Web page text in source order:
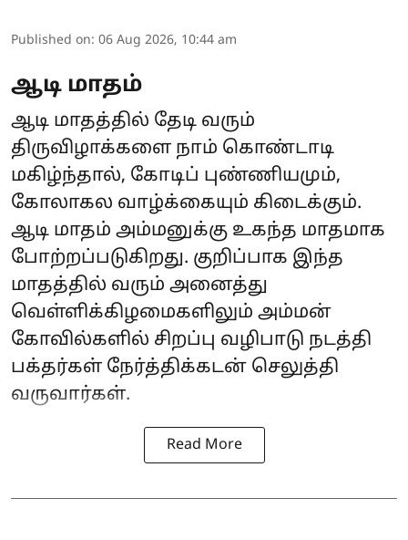
Published on: 06 Aug 2026, 10:44 am
ஆடி மாதம்
ஆடி மாதத்தில் தேடி வரும்
திருவிழாக்களை நாம் கொண்டாடி
மகிழ்ந்தால், கோடிப் புண்ணியமும்,
கோலாகல வாழ்க்கையும் கிடைக்கும்.
ஆடி மாதம் அம்மனுக்கு உகந்த மாதமாக
போற்றப்படுகிறது. குறிப்பாக இந்த
மாதத்தில் வரும் அனைத்து
வெள்ளிக்கிழமைகளிலும் அம்மன்
கோவில்களில் சிறப்பு வழிபாடு நடத்தி
பக்தர்கள் நேர்த்திக்கடன் செலுத்தி
வருவார்கள்.
Read More